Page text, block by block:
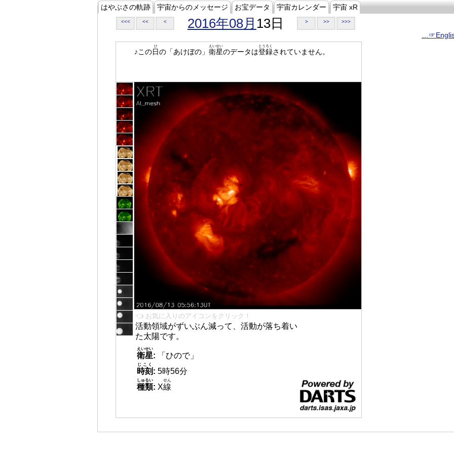
はやぶさの軌跡 宇宙からのメッセージ お宝データ 宇宙カレンダー 宇宙 xR
<<< << < 2016年08月 13日 > >> >>>
♪この日
ひ
の「あけぼの」 衛星
えいせい
のデータは登録
とうろく
されていません。
👈 お気に入りのアイコンをクリック！
活動領域がずいぶん減って、活動が落ち着い
た太陽です。
衛星
えいせい
:
「ひので」
時刻
じこく
: 5時56分
種類
しゅるい
: X線
せん